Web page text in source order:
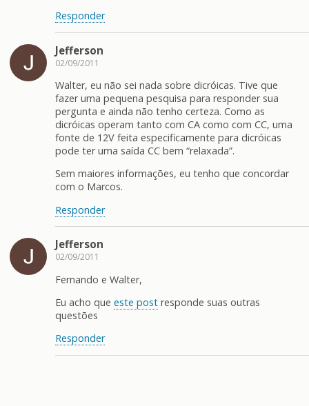
Responder
Jefferson
02/09/2011
Walter, eu não sei nada sobre dicróicas. Tive que
fazer uma pequena pesquisa para responder sua
pergunta e ainda não tenho certeza. Como as
dicróicas operam tanto com CA como com CC, uma
fonte de 12V feita especificamente para dicróicas
pode ter uma saída CC bem “relaxada”.
Sem maiores informações, eu tenho que concordar
com o Marcos.
Responder
Jefferson
02/09/2011
Fernando e Walter,
Eu acho que este post responde suas outras
questões
Responder